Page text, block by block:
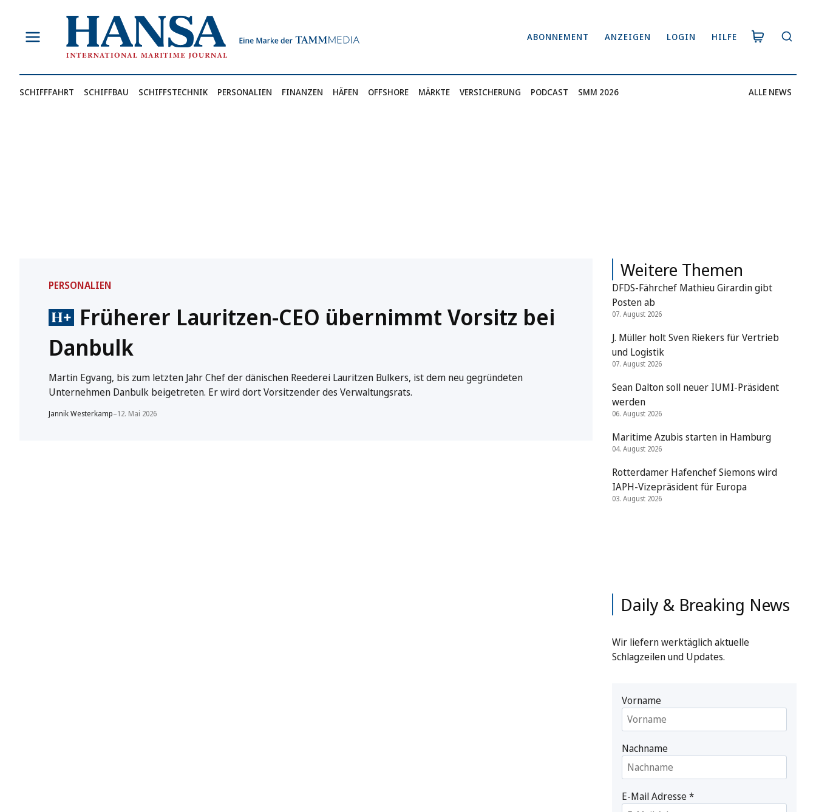
springen
ABONNEMENT ANZEIGEN LOGIN HILFE
SCHIFFFAHRT SCHIFFBAU SCHIFFSTECHNIK PERSONALIEN FINANZEN HÄFEN OFFSHORE MÄRKTE VERSICHERUNG PODCAST SMM 2026 ALLE NEWS
PERSONALIEN
Früherer Lauritzen-CEO übernimmt Vorsitz bei
Danbulk
Martin Egvang, bis zum letzten Jahr Chef der dänischen Reederei Lauritzen Bulkers, ist dem neu gegründeten
Unternehmen Danbulk beigetreten. Er wird dort Vorsitzender des Verwaltungsrats.
Jannik Westerkamp–12. Mai 2026
Weitere Themen
DFDS-Fährchef Mathieu Girardin gibt
Posten ab
07. August 2026
J. Müller holt Sven Riekers für Vertrieb
und Logistik
07. August 2026
Sean Dalton soll neuer IUMI-Präsident
werden
06. August 2026
Maritime Azubis starten in Hamburg
04. August 2026
Rotterdamer Hafenchef Siemons wird
IAPH-Vizepräsident für Europa
03. August 2026
Daily & Breaking News
Wir liefern werktäglich aktuelle
Schlagzeilen und Updates.
Vorname
Nachname
E-Mail Adresse*